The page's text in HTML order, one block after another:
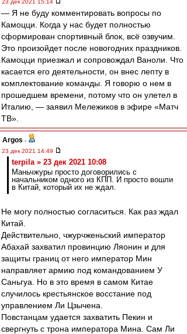
23 дек 2021 15:14
— Я не буду комментировать вопросы по
Камоцци. Когда у нас будет полностью
сформирован спортивный блок, всё озвучим.
Это произойдет после новогодних праздников.
Камоцци приезжал и сопровождал Ваноли. Что
касается его деятельности, он внес лепту в
комплектование команды. Я говорю о нем в
прошедшем времени, потому что он улетел в
Италию, — заявил Мележиков в эфире «Матч
ТВ».
Argos -
23 дек 2021 14:49
terpila » 23 дек 2021 10:08
Маньчжуры просто договорились с
начальником одного из КПП. И просто вошли
в Китай, который их не ждал.
Не могу полностью согласиться. Как раз ждал
Китай.
Действительно, чжурчженьский император
Абахай захватил провинцию Ляонин и для
защиты границ от него император Мин
направляет армию под командованием У
Саньгуа. Но в это время в самом Китае
случилось крестьянское восстание под
управлением Ли Цзычена.
Повстанцам удается захватить Пекин и
свергнуть с трона императора Мина. Сам Ли